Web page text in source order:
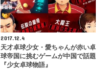
2017.12.4
天才卓球少女・愛ちゃんが赤い卓
球帝国に挑むゲームが中国で話題
『少女卓球物語』